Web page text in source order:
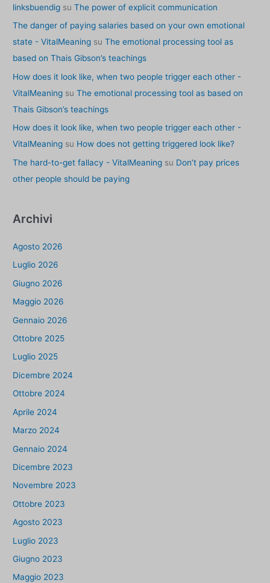
linksbuendig suThe power of explicit communication
The danger of paying salaries based on your own emotional
state - VitalMeaning suThe emotional processing tool as
based on Thais Gibson’s teachings
How does it look like, when two people trigger each other -
VitalMeaning suThe emotional processing tool as based on
Thais Gibson’s teachings
How does it look like, when two people trigger each other -
VitalMeaning su How does not getting triggered look like?
The hard-to-get fallacy - VitalMeaning su Don’t pay prices
other people should be paying
Archivi
Agosto 2026
Luglio 2026
Giugno 2026
Maggio 2026
Gennaio 2026
Ottobre 2025
Luglio 2025
Dicembre 2024
Ottobre 2024
Aprile 2024
Marzo 2024
Gennaio 2024
Dicembre 2023
Novembre 2023
Ottobre 2023
Agosto 2023
Luglio 2023
Giugno 2023
Maggio 2023